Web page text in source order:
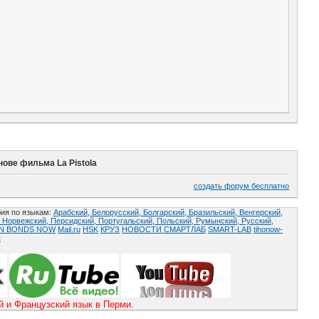
фильма La Pistola
создать форум бесплатно
по языкам: Арабский, Белорусский, Болгарский, Бразильский,
Венгерский,
Норвежский, Персидский, Португальский, Польский, Румынский,
Русский,
BONDS NOW Mail.ru HSK КРУЗ НОВОСТИ СМАРТЛАБ SMART-LAB tihonow-
Французский язык в Перми.